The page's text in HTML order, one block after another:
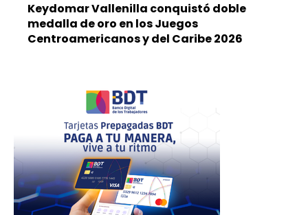
Keydomar Vallenilla conquistó doble
medalla de oro en los Juegos
Centroamericanos y del Caribe 2026